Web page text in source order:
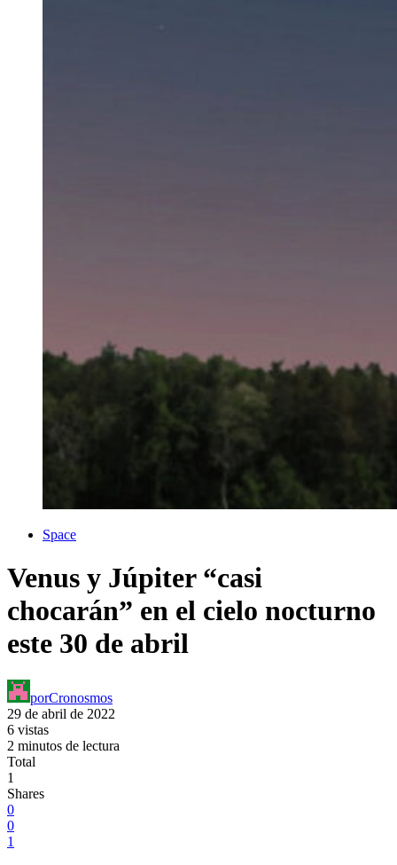
Space
Venus y Júpiter “casi
chocarán” en el cielo nocturno
este 30 de abril
porCronosmos
29 de abril de 2022
6 vistas
2 minutos de lectura
Total
1
Shares
0
0
1